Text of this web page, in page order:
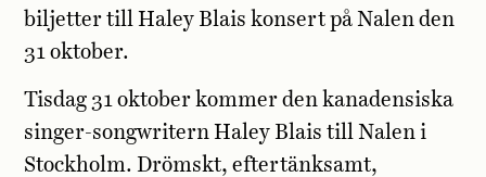
biljetter till Haley Blais konsert på Nalen den
31 oktober.
Tisdag 31 oktober kommerden kanadensiska
singer-songwritern Haley Blaistill Nalen i
Stockholm.Drömskt, eftertänksamt,